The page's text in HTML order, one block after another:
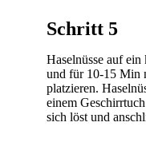
Schritt 5
Haselnüsse auf
und für 10-15 Min
platzieren.
einem
sich löst und